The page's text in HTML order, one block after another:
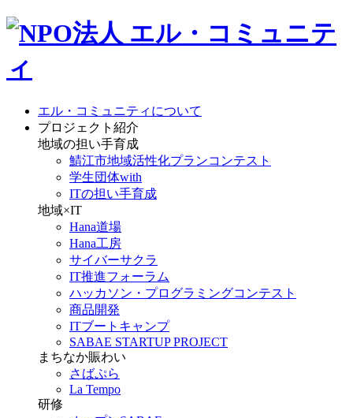
エル・コミュニティについて
プロジェクト紹介
地域の担い手育成
鯖江市地域活性化プランコンテスト
学生団体with
ITの担い手育成
地域×IT
Hana道場
Hana工房
サイバーサクラ
IT推進フォーラム
ハッカソン・プログラミングコンテスト
商品開発
ITブートキャンプ
SABAE STARTUP PROJECT
まちなか賑わい
さばぷら
La Tempo
研修